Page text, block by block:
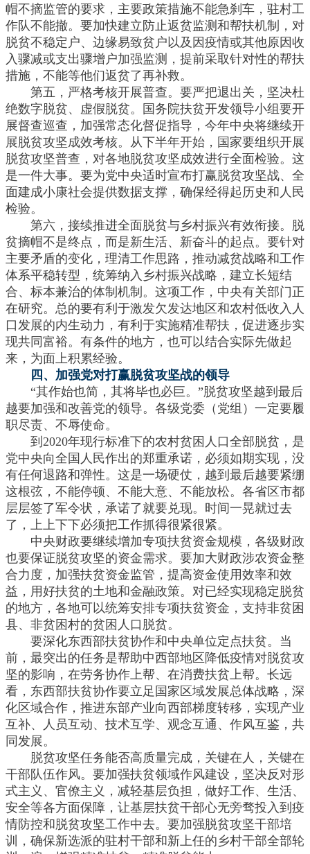
帽不摘监管的要求，主要政策措施不能急刹车，驻村工
作队不能撤。要加快建立防止返贫监测和帮扶机制，对
脱贫不稳定户、边缘易致贫户以及因疫情或其他原因收
入骤减或支出骤增户加强监测，提前采取针对性的帮扶
措施，不能等他们返贫了再补救。
第五，严格考核开展普查。要严把退出关，坚决杜
绝数字脱贫、虚假脱贫。国务院扶贫开发领导小组要开
展督查巡查，加强常态化督促指导，今年中央将继续开
展脱贫攻坚成效考核。从下半年开始，国家要组织开展
脱贫攻坚普查，对各地脱贫攻坚成效进行全面检验。这
是一件大事。要为党中央适时宣布打赢脱贫攻坚战、全
面建成小康社会提供数据支撑，确保经得起历史和人民
检验。
第六，接续推进全面脱贫与乡村振兴有效衔接。脱
贫摘帽不是终点，而是新生活、新奋斗的起点。要针对
主要矛盾的变化，理清工作思路，推动减贫战略和工作
体系平稳转型，统筹纳入乡村振兴战略，建立长短结
合、标本兼治的体制机制。这项工作，中央有关部门正
在研究。总的要有利于激发欠发达地区和农村低收入人
口发展的内生动力，有利于实施精准帮扶，促进逐步实
现共同富裕。有条件的地方，也可以结合实际先做起
来，为面上积累经验。
四、加强党对打赢脱贫攻坚战的领导
“其作始也简，其将毕也必巨。”脱贫攻坚越到最后
越要加强和改善党的领导。各级党委（党组）一定要履
职尽责、不辱使命。
到2020年现行标准下的农村贫困人口全部脱贫，是
党中央向全国人民作出的郑重承诺，必须如期实现，没
有任何退路和弹性。这是一场硬仗，越到最后越要紧绷
这根弦，不能停顿、不能大意、不能放松。各省区市都
层层签了军令状，承诺了就要兑现。时间一晃就过去
了，上上下下必须把工作抓得很紧很紧。
中央财政要继续增加专项扶贫资金规模，各级财政
也要保证脱贫攻坚的资金需求。要加大财政涉农资金整
合力度，加强扶贫资金监管，提高资金使用效率和效
益，用好扶贫的土地和金融政策。对已经实现稳定脱贫
的地方，各地可以统筹安排专项扶贫资金，支持非贫困
县、非贫困村的贫困人口脱贫。
要深化东西部扶贫协作和中央单位定点扶贫。当
前，最突出的任务是帮助中西部地区降低疫情对脱贫攻
坚的影响，在劳务协作上帮、在消费扶贫上帮。长远
看，东西部扶贫协作要立足国家区域发展总体战略，深
化区域合作，推进东部产业向西部梯度转移，实现产业
互补、人员互动、技术互学、观念互通、作风互鉴，共
同发展。
脱贫攻坚任务能否高质量完成，关键在人，关键在
干部队伍作风。要加强扶贫领域作风建设，坚决反对形
式主义、官僚主义，减轻基层负担，做好工作、生活、
安全等各方面保障，让基层扶贫干部心无旁骛投入到疫
情防控和脱贫攻坚工作中去。要加强脱贫攻坚干部培
训，确保新选派的驻村干部和新上任的乡村干部全部轮